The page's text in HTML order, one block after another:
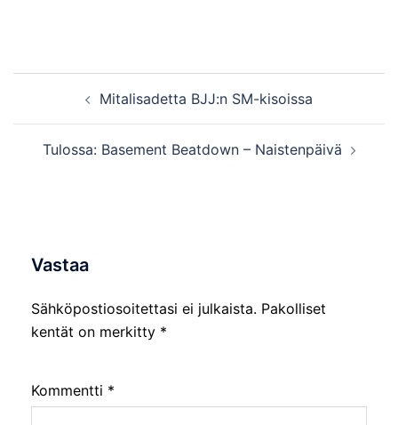
navigationMitalisadetta BJJ:n SM-kisoissa
Tulossa: Basement Beatdown – Naistenpäivä
Vastaa
Sähköpostiosoitettasi ei julkaista. Pakolliset
kentät on merkitty *
Kommentti *